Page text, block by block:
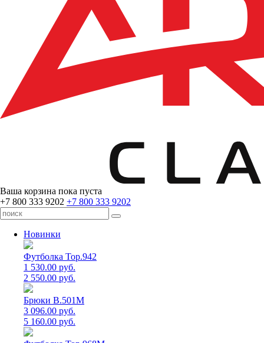
Ваша корзина пока пуста
+7 800 333 9202 +7 800 333 9202
Новинки
Футболка Top.942
1 530.00 руб.
2 550.00 руб.
Брюки B.501M
3 096.00 руб.
5 160.00 руб.